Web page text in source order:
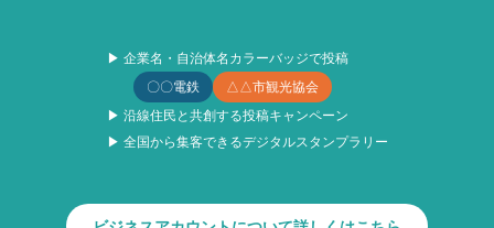
▶ 企業名・自治体名カラーバッジで投稿
〇〇電鉄
△△市観光協会
▶ 沿線住民と共創する投稿キャンペーン
▶ 全国から集客できるデジタルスタンプラリー